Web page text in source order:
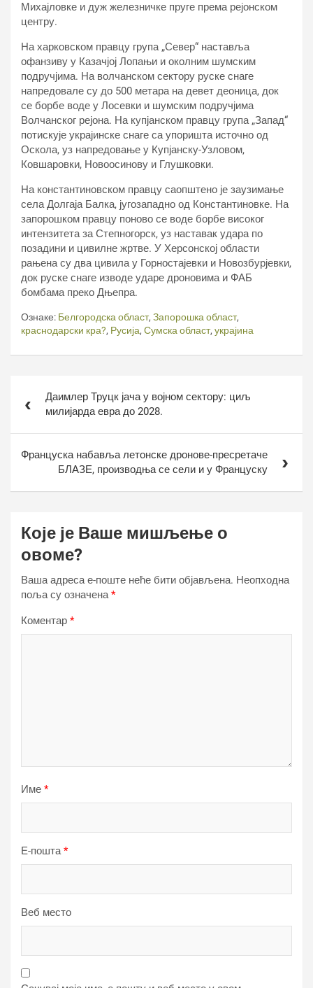
Михајловке и дуж железничке пруге према рејонском
центру.
На харковском правцу група „Север“ наставља
офанзиву у Казачјој Лопањи и околним шумским
подручјима. На волчанском сектору руске снаге
напредовале су до 500 метара на девет деоница, док
се борбе воде у Лосевки и шумским подручјима
Волчанског рејона. На купјанском правцу група „Запад“
потискује украјинске снаге са упоришта источно од
Оскола, уз напредовање у Купјанску-Узловом,
Ковшаровки, Новоосинову и Глушковки.
На константиновском правцу саопштено је заузимање
села Долгаја Балка, југозападно од Константиновке. На
запорошком правцу поново се воде борбе високог
интензитета за Степногорск, уз наставак удара по
позадини и цивилне жртве. У Херсонској области
рањена су два цивила у Горностајевки и Новозбурјевки,
док руске снаге изводе ударе дроновима и ФАБ
бомбама преко Дњепра.
Ознаке: Белгородска област, Запорошка област,
краснодарски кра?, Русија, Сумска област, украјина
чланкаДаимлер Труцк јача у војном сектору: циљ
милијарда евра до 2028.
Француска набавља летонске дронове-пресретаче
БЛАЗЕ, производња се сели и у Француску
Које је Ваше мишљење о
овоме?
Ваша адреса е-поште неће бити објављена. Неопходна
поља су означена*
Коментар *
Име *
Е-пошта*
Веб место